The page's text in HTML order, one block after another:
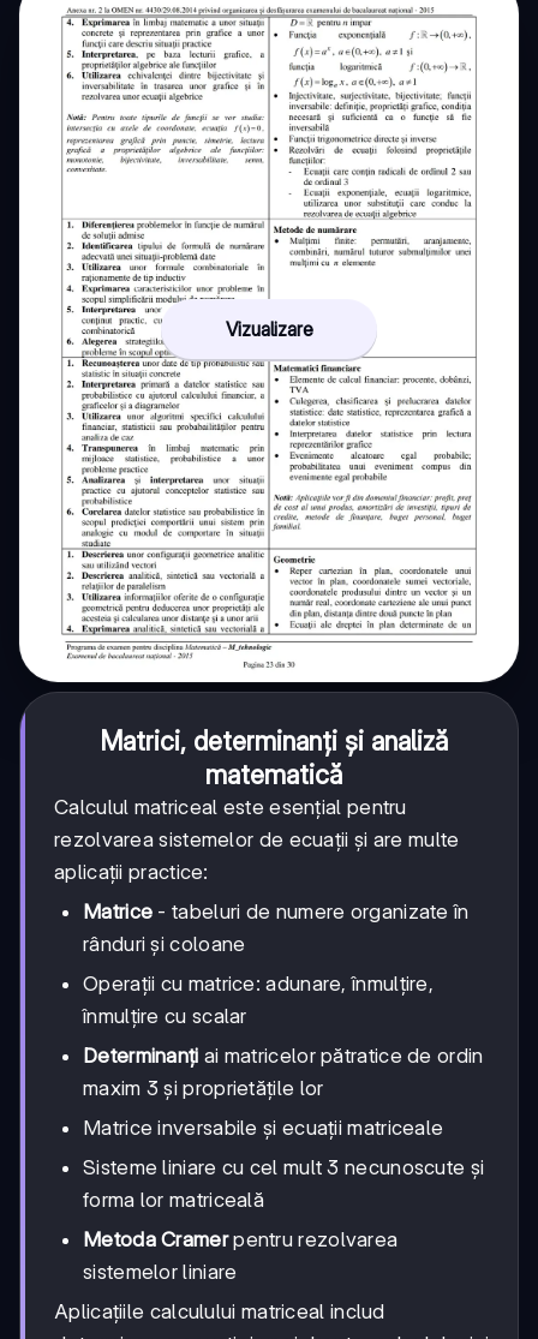
Vizualizare
Matrici, determinanți și analiză
matematică
Calculul matriceal este esențial pentru
rezolvarea sistemelor de ecuații și are multe
aplicații practice:
Matrice - tabeluri de numere organizate în
rânduri și coloane
Operații cu matrice: adunare, înmulțire,
înmulțire cu scalar
Determinanți ai matricelor pătratice de ordin
maxim 3 și proprietățile lor
Matrice inversabile și ecuații matriceale
Sisteme liniare cu cel mult 3 necunoscute și
forma lor matriceală
Metoda Cramerpentru rezolvarea
sistemelor liniare
Aplicațiile calculului matriceal includ